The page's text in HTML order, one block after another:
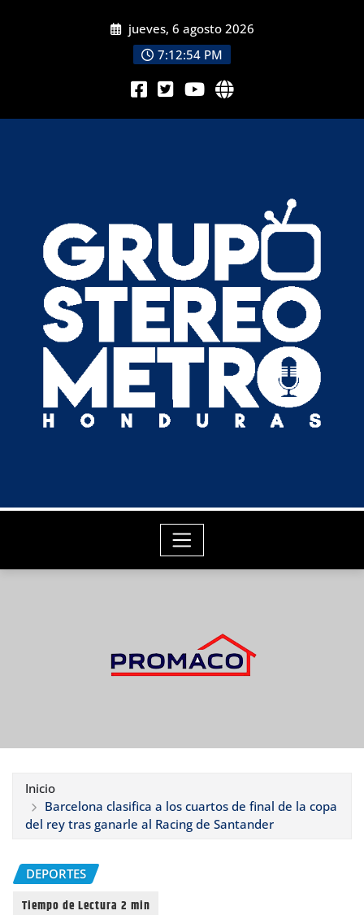
jueves, 6 agosto 2026
7:12:56 PM
Inicio
Barcelona clasifica a los cuartos de final de la copa
del rey tras ganarle al Racing de Santander
DEPORTES